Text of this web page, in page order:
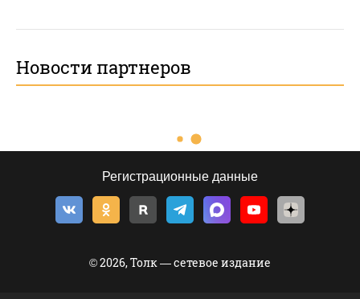
Новости партнеров
Регистрационные данные
© 2026, Толк — сетевое издание